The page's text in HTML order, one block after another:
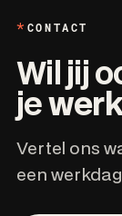
CONTACT
Wil jij
je
Vertel ons
een